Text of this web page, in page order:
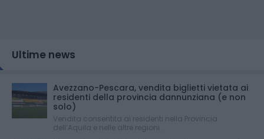
Ultime news
Avezzano-Pescara, vendita biglietti vietata ai
residenti della provincia dannunziana (e non
solo)
Vendita consentita ai residenti nella Provincia
dell’Aquila e nelle altre regioni.